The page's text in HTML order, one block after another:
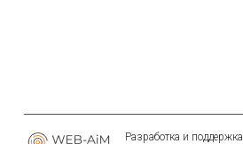
Разработка и поддержка